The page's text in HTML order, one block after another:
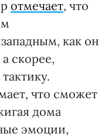
отмечает, что
как он
скорее,
что сможет
дома
эмоции,